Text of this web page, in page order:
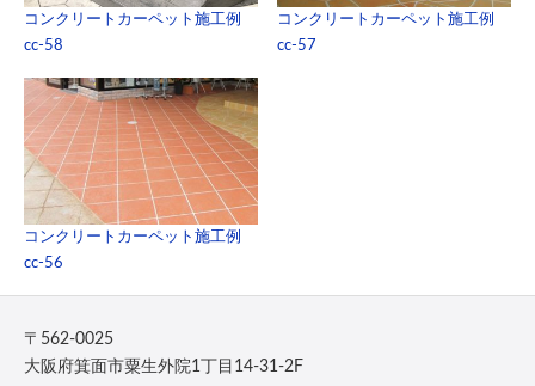
コンクリートカーペット施工例
cc-58
コンクリートカーペット施工例
cc-57
コンクリートカーペット施工例
cc-56
〒562-0025
大阪府箕面市粟生外院1丁目14-31-2F